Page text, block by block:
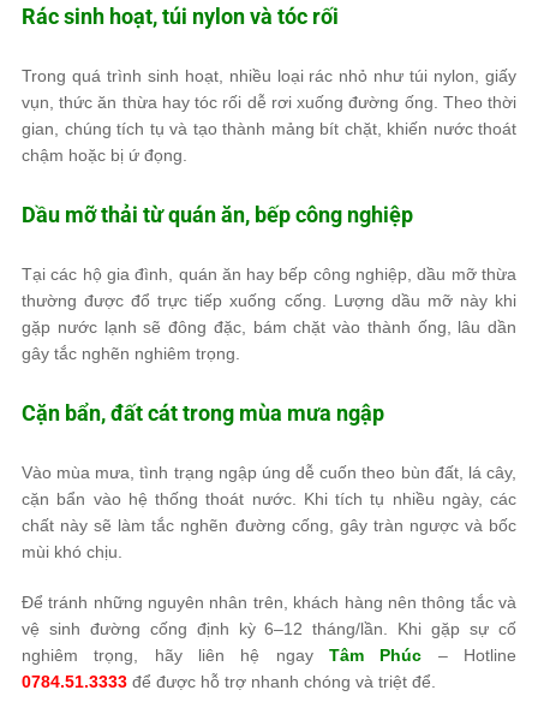
Rác sinh hoạt, túi nylon và tóc rối
Trong quá trình sinh hoạt, nhiều loại rác nhỏ như túi nylon, giấy
vụn, thức ăn thừa hay tóc rối dễ rơi xuống đường ống. Theo thời
gian, chúng tích tụ và tạo thành mảng bít chặt, khiến nước thoát
chậm hoặc bị ứ đọng.
Dầu mỡ thải từ quán ăn, bếp công nghiệp
Tại các hộ gia đình, quán ăn hay bếp công nghiệp, dầu mỡ thừa
thường được đổ trực tiếp xuống cống. Lượng dầu mỡ này khi
gặp nước lạnh sẽ đông đặc, bám chặt vào thành ống, lâu dần
gây tắc nghẽn nghiêm trọng.
Cặn bẩn, đất cát trong mùa mưa ngập
Vào mùa mưa, tình trạng ngập úng dễ cuốn theo bùn đất, lá cây,
cặn bẩn vào hệ thống thoát nước. Khi tích tụ nhiều ngày, các
chất này sẽ làm tắc nghẽn đường cống, gây tràn ngược và bốc
mùi khó chịu.
Để tránh những nguyên nhân trên, khách hàng nên thông tắc và
vệ sinh đường cống định kỳ 6–12 tháng/lần. Khi gặp sự cố
nghiêm trọng, hãy liên hệ ngay Tâm Phúc – Hotline
0784.51.3333 để được hỗ trợ nhanh chóng và triệt để.